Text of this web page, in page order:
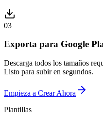
03
Exporta para Google
Descarga todos los tamaños
Listo para subir en segundos.
Empieza a Crear Ahora
Plantillas